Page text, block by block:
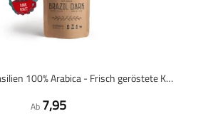
Dunkelröstung Brasilien 100% Arabica - Frisch geröstete Kaffeebohnen
Ab 7,95